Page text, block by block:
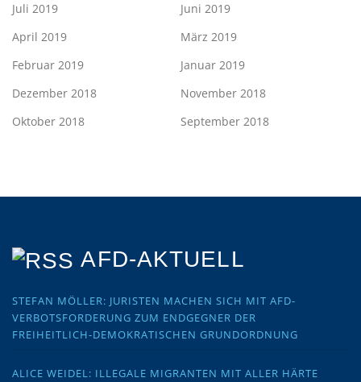
Juli 2019
Juni 2019
April 2019
März 2019
Februar 2019
Januar 2019
Dezember 2018
November 2018
Oktober 2018
September 2018
AFD-AKTUELL
STEFAN MÖLLER: JURISTEN MACHEN SICH MIT AFD-
VERBOTSFORDERUNG ZUM ENDGEGNER DER
FREIHEITLICH-DEMOKRATISCHEN GRUNDORDNUNG
ALICE WEIDEL: ILLEGALE MIGRANTEN MIT ALLER HÄRTE